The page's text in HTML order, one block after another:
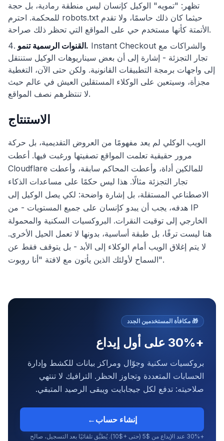
تظهر: "تمويه" الوكيل كإنسان ليس منطقة رمادية، بل حجة
للمحكمة. احترم robots.txt حيثما كان ذلك حاسمًا، ولا تقدم
الأتمتة كأنها مستخدم حي على المواقع التي تحظر ذلك صراحة.
القنوات الرسمية تنمو. Instant Checkout والشراكات مع
تجار التجزئة - إشارة إلى أن بعض سيناريوهات الوكيل ستنتقل
إلى واجهات برمجة التطبيقات القانونية. ولكن حتى الآن، التغطية
مجزأة، وسيتعين على الوكلاء المستقلين العيش في عالم حيث
لا تنتظرهم نصف المواقع.
الاستنتاج
الويب الوكلي لم يعد مفهومًا من العروض التقديمية، بل حركة
مرور حقيقية تعلمت المواقع تصفيتها ورغبت فيها. أعطت
Cloudflare للمالكين أداة، وأعطت المحاكم سابقة، وأعطت
تجار التجزئة مثالًا. هذا ليس حكمًا على مساعدات الذكاء
الاصطناعي المستقلة، بل إشارة واضحة: لكي يصل الوكيل إلى
هدفه، يجب أن يبدو كإنسان على جميع المستويات - من IP
الخارجي إلى توقيت النقرات. البروكسيات السكنية والمحمولة
هنا ليست ترفًا، بل طبقة أساسية، بدونها لا تعمل الحيل الأخرى.
لا يتم إغلاق الويب أمام الوكلاء إلى الأبد - بل يتوقف فقط عن
السماح لأولئك الذين يأتون مع لافتة "أنا روبوت".
🎁 مكافأة المستخدمين الجدد
+30% على أول إيداع
بروكسيات سكنية وجوّال ومراكز بيانات للكشط وإدارة
الحسابات المتعددة وتجاوز الحظر. الترافيك لا تنتهي
صلاحيته: تدفع لكل جيجابايت ويبقى الرصيد المتبقي.
إنشاء حساب ←
+30% عند الإيداع من $5 (حتى +$10). يُطبَّق تلقائيًا بعد التسجيل، صالح